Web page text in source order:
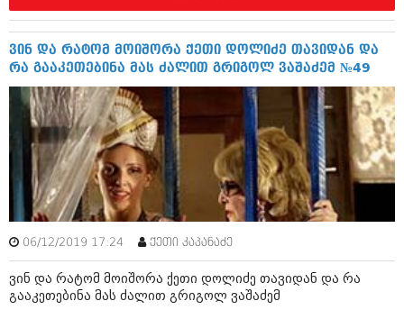
ისტორია
სხვადასხვა
ანონსი
არქივი
აგვისტო 2018 (162)
ივლისი 2018 (223)
ივნისი 2018 (244)
აპრილი 2018 (194)
თებერვალი 2018 (208)
იანვარი 2018 (215)
ანონსი
არქივი
ნოემბერი 2020 (103)
ოქტომბერი 2020 (209)
სექტემბერი 2020 (204)
აგვისტო 2020 (249)
ივლისი 2020 (204)
ივნისი 2020 (249)
არქივის ზომის ნახვა
ვინ და რატომ მოიშორა ქეთი დოლიძე თავიდან და
რა გააკეთებინა მას ძალით გრიგოლ ვაშაძემ №49
06/12/2019 17:24 ქეთი კაპანაძე
ვინ და რატომ მოიშორა ქეთი დოლიძე თავიდან და რა
გააკეთებინა მას ძალით გრიგოლ ვაშაძემ